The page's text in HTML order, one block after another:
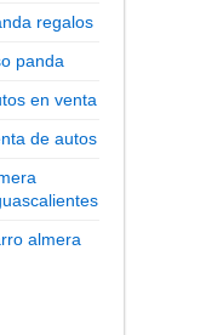
regalos
panda
en venta
de autos
almera